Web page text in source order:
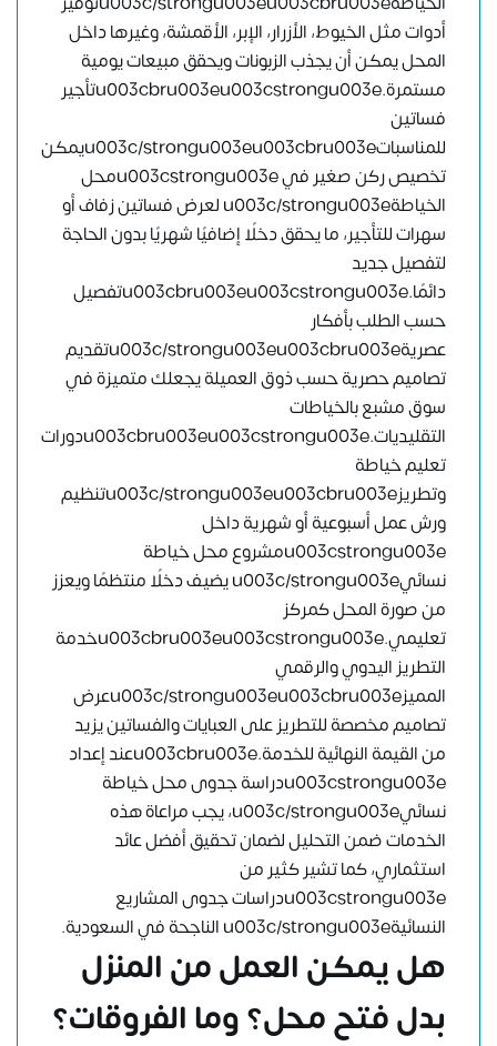
أدوات مثل الخيوط، الأزرار، الإبر، الأقمشة، وغيرها داخل
المحل يمكن أن يجذب الزبونات ويحقق مبيعات يومية
مستمرة.u003cbru003eu003cstrongu003eتأجير
فساتين
للمناسباتu003c/strongu003eu003cbru003eيمكن
تخصيص ركن صغير في u003cstrongu003eمحل
الخياطةu003c/strongu003e لعرض فساتين زفاف أو
سهرات للتأجير، ما يحقق دخلًا إضافيًا شهريًا بدون الحاجة
لتفصيل جديد
دائمًا.u003cbru003eu003cstrongu003eتفصيل
حسب الطلب بأفكار
عصريةu003c/strongu003eu003cbru003eتقديم
تصاميم حصرية حسب ذوق العميلة يجعلك متميزة في
سوق مشبع بالخياطات
التقليديات.u003cbru003eu003cstrongu003eدورات
تعليم خياطة
وتطريزu003c/strongu003eu003cbru003eتنظيم
ورش عمل أسبوعية أو شهرية داخل
u003cstrongu003eمشروع محل خياطة
نسائيu003c/strongu003e يضيف دخلًا منتظمًا ويعزز
من صورة المحل كمركز
تعليمي.u003cbru003eu003cstrongu003eخدمة
التطريز اليدوي والرقمي
المميزu003c/strongu003eu003cbru003eعرض
تصاميم مخصصة للتطريز على العبايات والفساتين يزيد
من القيمة النهائية للخدمة.u003cbru003eعند إعداد
u003cstrongu003eدراسة جدوى محل خياطة
نسائيu003c/strongu003e، يجب مراعاة هذه
الخدمات ضمن التحليل لضمان تحقيق أفضل عائد
استثماري، كما تشير كثير من
u003cstrongu003eدراسات جدوى المشاريع
النسائيةu003c/strongu003e الناجحة في السعودية.
هل يمكن العمل من المنزل
بدل فتح محل؟ وما الفروقات؟